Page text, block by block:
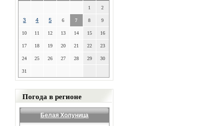
1 2
3 4 5 6 7 8 9
10 11 12 13 14 15 16
17 18 19 20 21 22 23
24 25 26 27 28 29 30
31
Погода в регионе
Белая Холуница